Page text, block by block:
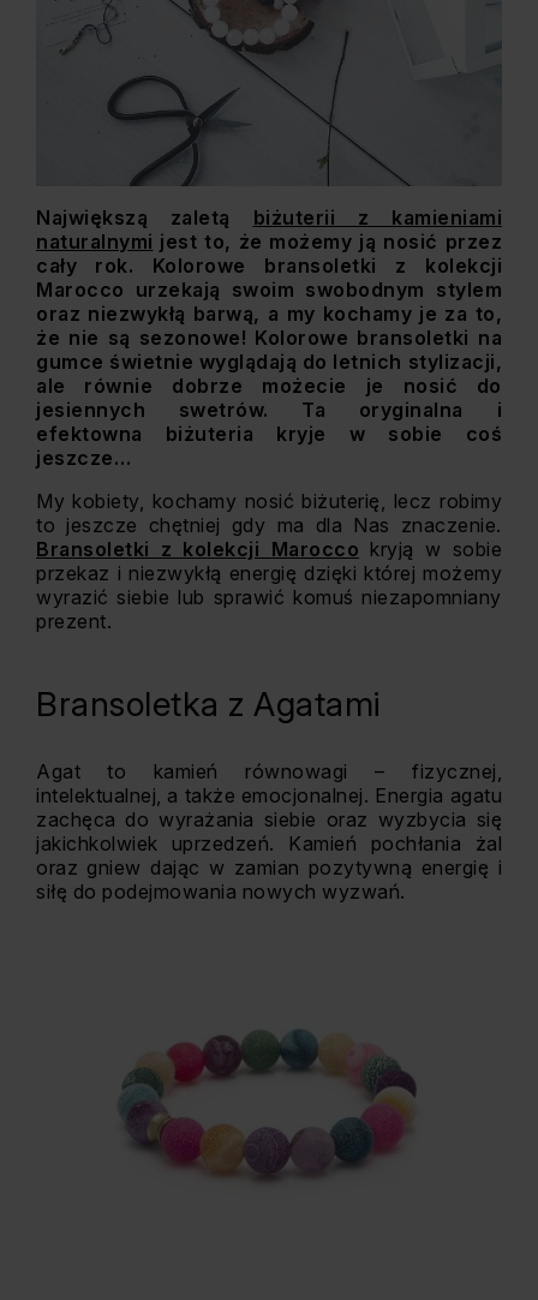
Największą zaletą biżuterii z kamieniami
naturalnymi jest to, że możemy ją nosić przez
cały rok. Kolorowe bransoletki z kolekcji
Marocco urzekają swoim swobodnym stylem
oraz niezwykłą barwą, a my kochamy je za to,
że nie są sezonowe! Kolorowe bransoletki na
gumce świetnie wyglądają do letnich stylizacji,
ale równie dobrze możecie je nosić do
jesiennych swetrów. Ta oryginalna i
efektowna biżuteria kryje w sobie coś
jeszcze…
My kobiety, kochamy nosić biżuterię, lecz robimy
to jeszcze chętniej gdy ma dla Nas znaczenie.
Bransoletki z kolekcji Marocco kryją w sobie
przekaz i niezwykłą energię dzięki której możemy
wyrazić siebie lub sprawić komuś niezapomniany
prezent.
Bransoletka z Agatami
Agat to kamień równowagi – fizycznej,
intelektualnej, a także emocjonalnej. Energia agatu
zachęca do wyrażania siebie oraz wyzbycia się
jakichkolwiek uprzedzeń. Kamień pochłania żal
oraz gniew dając w zamian pozytywną energię i
siłę do podejmowania nowych wyzwań.